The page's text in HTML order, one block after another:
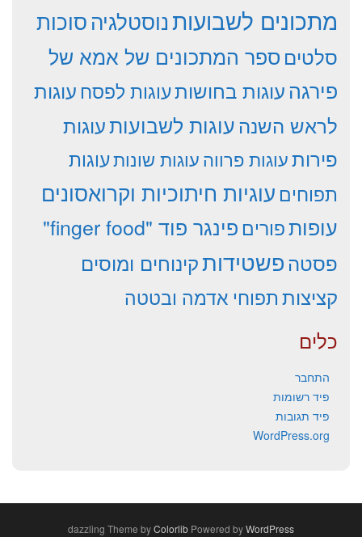
מתכונים לשבועותנוסטלגיהסוכות
סלטים ספר המתכונים של אמא של
פירגהעוגות בחושותעוגות לפסח עוגות
לראש השנהעוגות לשבועותעוגות
פירותעוגות פרווהעוגות שונותעוגות
תפוחים עוגיות חיתוכיות וקרואסונים
עופותפורים פינגר פוד "finger food"
פסטהפשטידותקינוחים ומוסים
קציצותתפוחי אדמה ובטטה
כלים
התחבר
פיד רשומות
פיד תגובות
WordPress.org
dazzling Theme byColorlib Powered byWordPress